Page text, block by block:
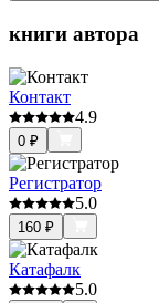
книги автора
Контакт
4.9
0 ₽
Регистратор
5.0
160 ₽
Катафалк
5.0